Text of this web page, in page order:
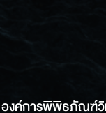
องค์การพิพิธภัณฑ์วิ